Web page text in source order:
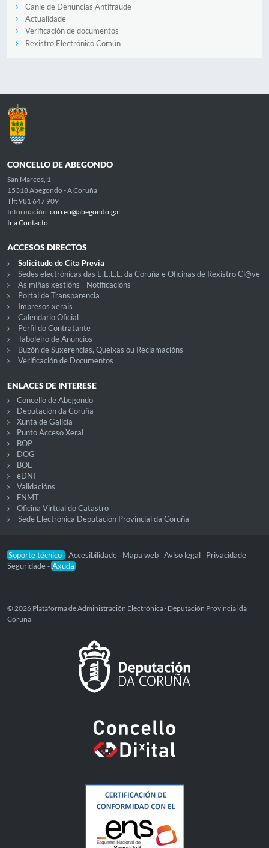
Canle de Denuncias Antifraude
Actualidade
Verificación de documentos
Rexistro Electrónico Común
CONCELLO DE ABEGONDO
San Marcos, 1
15318 Abegondo - A Coruña
Tlf: 981 647 909
Información: correo@abegondo.gal
Ir a Contacto
ACCESOS DIRECTOS
Solicitude de Cita Previa
Sedes electrónicas das E.E.L.L. da Coruña e Oficinas de Rexistro Cl@ve
As miñas xestións - Notificacións
Portal de Transparencia
Impresos xerais
Calendario Oficial
Perfil do Contratante
Taboleiro de Anuncios
Buzón de Suxerencias, Queixas ou Reclamacións
Verificación de Documentos
ENLACES DE INTERESE
Concello de Abegondo
Deputación da Coruña
Xunta de Galicia
Punto Acceso Xeral
BOP
DOG
BOE
eDNI
Validacións
FNMT
Oficina Virtual do Catastro
Sede Electrónica Deputación Provincial da Coruña
Soporte técnico -Accesibilidade - Mapa web -Aviso legal - Privacidade -
Seguridade - Axuda
© 2026 Plataforma de Administración Electrónica · Deputación Provincial da
Coruña